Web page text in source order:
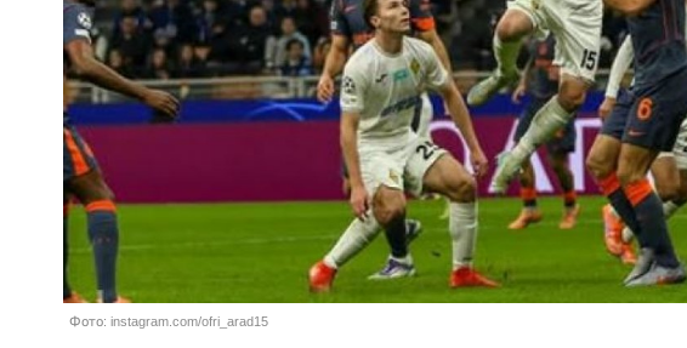
Фото: instagram.com/ofri_arad15